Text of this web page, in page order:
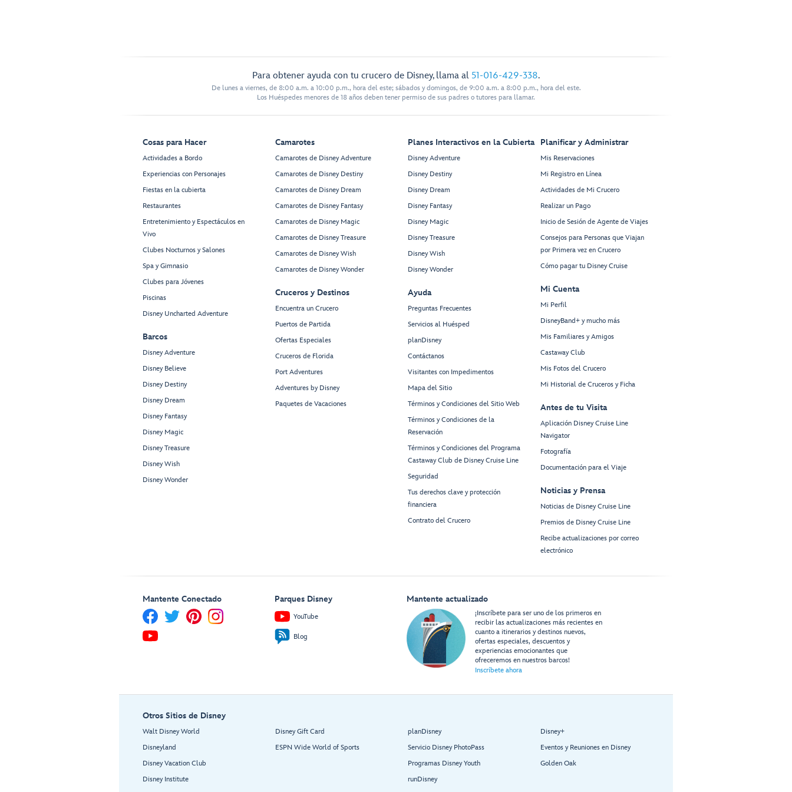
Para obtener ayuda con tu crucero de Disney, llama al 51-016-429-338.
De lunes a viernes, de 8:00 a.m. a 10:00 p.m., hora del este; sábados y domingos, de 9:00 a.m. a 8:00 p.m., hora del este.
Los Huéspedes menores de 18 años deben tener permiso de sus padres o tutores para llamar.
Cosas para Hacer
Actividades a Bordo
Experiencias con Personajes
Fiestas en la cubierta
Restaurantes
Entretenimiento y Espectáculos en
Vivo
Clubes Nocturnos y Salones
Spa y Gimnasio
Clubes para Jóvenes
Piscinas
Disney Uncharted Adventure
Barcos
Disney Adventure
Disney Believe
Disney Destiny
Disney Dream
Disney Fantasy
Disney Magic
Disney Treasure
Disney Wish
Disney Wonder
Camarotes
Camarotes de Disney Adventure
Camarotes de Disney Destiny
Camarotes de Disney Dream
Camarotes de Disney Fantasy
Camarotes de Disney Magic
Camarotes de Disney Treasure
Camarotes de Disney Wish
Camarotes de Disney Wonder
Cruceros y Destinos
Encuentra un Crucero
Puertos de Partida
Ofertas Especiales
Cruceros de Florida
Port Adventures
Adventures by Disney
Paquetes de Vacaciones
Planes Interactivos en la Cubierta
Disney Adventure
Disney Destiny
Disney Dream
Disney Fantasy
Disney Magic
Disney Treasure
Disney Wish
Disney Wonder
Ayuda
Preguntas Frecuentes
Servicios al Huésped
planDisney
Contáctanos
Visitantes con Impedimentos
Mapa del Sitio
Términos y Condiciones del Sitio Web
Términos y Condiciones de la
Reservación
Términos y Condiciones del Programa
Castaway Club de Disney Cruise Line
Seguridad
Tus derechos clave y protección
financiera
Contrato del Crucero
Planificar y Administrar
Mis Reservaciones
Mi Registro en Línea
Actividades de Mi Crucero
Realizar un Pago
Inicio de Sesión de Agente de Viajes
Consejos para Personas que Viajan
por Primera vez en Crucero
Cómo pagar tu Disney Cruise
Mi Cuenta
Mi Perfil
DisneyBand+ y mucho más
Mis Familiares y Amigos
Castaway Club
Mis Fotos del Crucero
Mi Historial de Cruceros y Ficha
Antes de tu Visita
Aplicación Disney Cruise Line
Navigator
Fotografía
Documentación para el Viaje
Noticias y Prensa
Noticias de Disney Cruise Line
Premios de Disney Cruise Line
Recibe actualizaciones por correo
electrónico
Mantente Conectado Parques Disney
YouTube
Blog
Mantente actualizado
¡Inscríbete para ser uno de los primeros en
recibir las actualizaciones más recientes en
cuanto a itinerarios y destinos nuevos,
ofertas especiales, descuentos y
experiencias emocionantes que
ofreceremos en nuestros barcos!
Inscríbete ahora
Otros Sitios de Disney
Walt Disney World
Disneyland
Disney Vacation Club
Disney Institute
Disney Gift Card
ESPN Wide World of Sports
planDisney
Servicio Disney PhotoPass
Programas Disney Youth
runDisney
Disney+
Eventos y Reuniones en Disney
Golden Oak